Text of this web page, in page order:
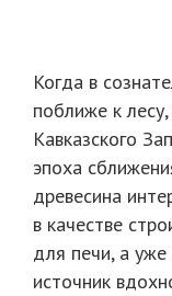
Когда в
поближе к
Кавказского
эпоха
древесина
в качестве
для печи, а
источник